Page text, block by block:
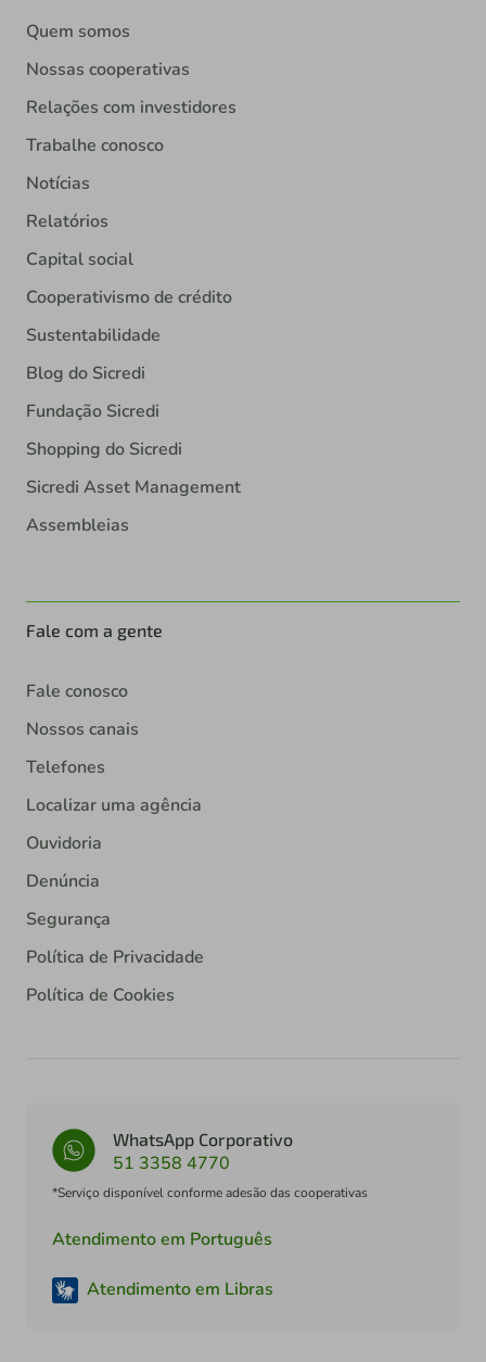
Quem somos
Nossas cooperativas
Relações com investidores
Trabalhe conosco
Notícias
Relatórios
Capital social
Cooperativismo de crédito
Sustentabilidade
Blog do Sicredi
Fundação Sicredi
Shopping do Sicredi
Sicredi Asset Management
Assembleias
Fale com a gente
Fale conosco
Nossos canais
Telefones
Localizar uma agência
Ouvidoria
Denúncia
Segurança
Política de Privacidade
Política de Cookies
WhatsApp Corporativo
51 3358 4770
*Serviço disponível conforme adesão das cooperativas
Atendimento em Português
Atendimento em Libras